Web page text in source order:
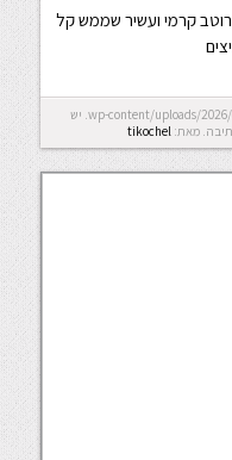
קרמי ועשיר שממש קל
Error: לא ניתן ליצור את התיקייה wp-content/uploads/2026/08. יש
מאת: tikochel